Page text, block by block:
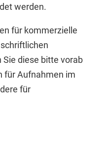
werden.
für kommerzielle
Sie diese bitte vorab
für Aufnahmen im
für